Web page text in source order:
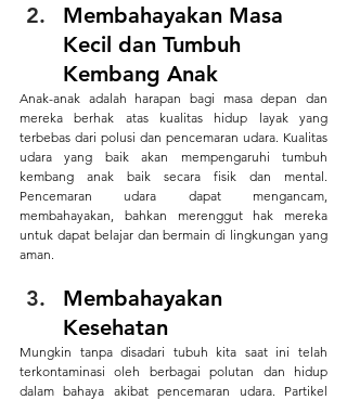
Membahayakan Masa
Kecil dan Tumbuh
Kembang Anak
Anak-anak adalah harapan bagi masa depan dan
mereka berhak atas kualitas hidup layak yang
terbebas dari polusi dan pencemaran udara. Kualitas
udara yang baik akan mempengaruhi tumbuh
kembang anak baik secara fisik dan mental.
Pencemaran udara dapat mengancam,
membahayakan, bahkan merenggut hak mereka
untuk dapat belajar dan bermain di lingkungan yang
aman.
Membahayakan
Kesehatan
Mungkin tanpa disadari tubuh kita saat ini telah
terkontaminasi oleh berbagai polutan dan hidup
dalam bahaya akibat pencemaran udara. Partikel